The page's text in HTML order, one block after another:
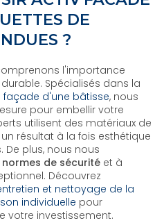
DE
?
l'importance
Spécialisés dans la
d'une bâtisse, nous
pour embellir votre
utilisent des matériaux de
résultat à la fois esthétique
De plus, nous nous
normes de sécurité et à
Découvrez
et nettoyage de la
individuelle pour
votre investissement.